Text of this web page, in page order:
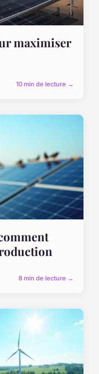
maximiser
10 min de lecture →
8 min de lecture →